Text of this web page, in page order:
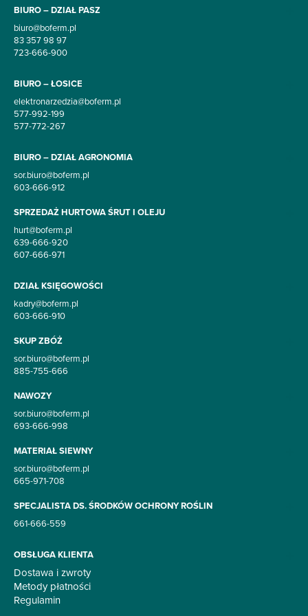
długość całkowita 2,37m
Właściwości:
możliwość swobodnego kształtowania
wysoka odporność na czynniki atmosferyczne
idealnie nadaje się do oddzielenia trawnika od np. rabat
kwiatowych
BIURO – DZIAŁ PASZ
biuro@boferm.pl
83 357 98 97
723-666-900
BIURO – ŁOSICE
elektronarzedzia@boferm.pl
577-992-199
577-772-267
BIURO – DZIAŁ AGRONOMIA
sor.biuro@boferm.pl
603-666-912
SPRZEDAŻ HURTOWA ŚRUT I OLEJU
hurt@boferm.pl
639-666-920
607-666-971
DZIAŁ KSIĘGOWOŚCI
kadry@boferm.pl
603-666-910
SKUP ZBÓŻ
sor.biuro@boferm.pl
885-755-666
NAWOZY
sor.biuro@boferm.pl
693-666-998
MATERIAŁ SIEWNY
sor.biuro@boferm.pl
665-971-708
SPECJALISTA DS. ŚRODKÓW OCHRONY ROŚLIN
661-666-559
OBSŁUGA KLIENTA
Dostawa i zwroty
Metody płatności
Regulamin